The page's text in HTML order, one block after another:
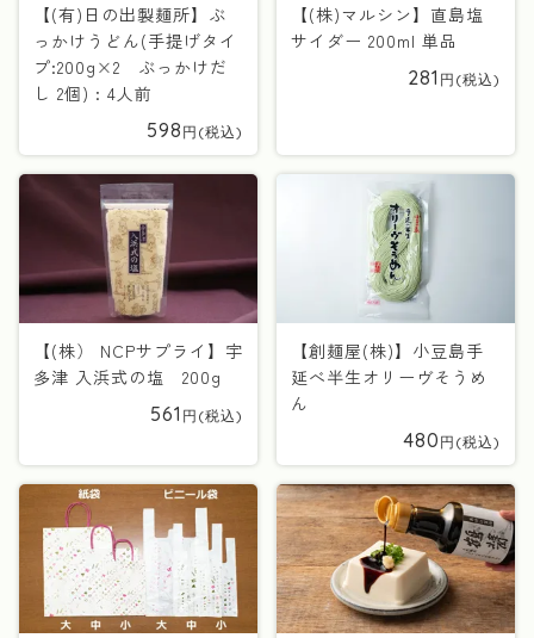
【(有)日の出製麺所】ぶ
っかけうどん(手提げタイ
プ:200g×2 ぶっかけだ
し 2個) : 4人前
598
【(株)マルシン】直島塩
サイダー 200ml 単品
281
【(株） NCPサプライ】宇
多津 入浜式の塩 200g
561
【創麺屋(株)】小豆島手
延べ半生オリーヴそうめ
ん
480